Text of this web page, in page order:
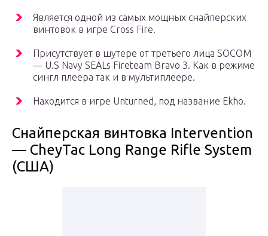
Является одной из самых мощных снайперских
винтовок в игре Cross Fire.
Присутствует в шутере от третьего лица SOCOM
— U.S Navy SEALs Fireteam Bravo 3. Как в режиме
сингл плеера так и в мультиплеере.
Находится в игре Unturned, под название Ekho.
Снайперская винтовка Intervention
— CheyTac Long Range Rifle System
(США)